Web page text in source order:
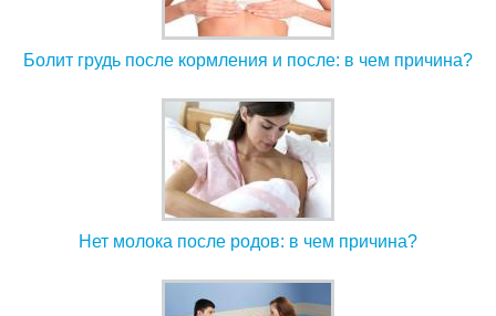
Болит грудь после кормления и после: в чем причина?
Нет молока после родов: в чем причина?